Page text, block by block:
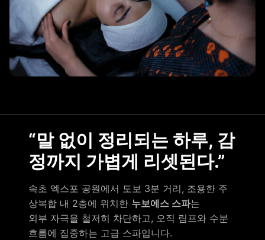
“말 없이 정리되는 하루, 감
정까지 가볍게 리셋된다.”
속초 엑스포 공원에서 도보 3분 거리, 조용한 주
상복합 내 2층에 위치한 누보에스 스파는
외부 자극을 철저히 차단하고, 오직 림프와 수분
흐름에 집중하는 고급 스파입니다.